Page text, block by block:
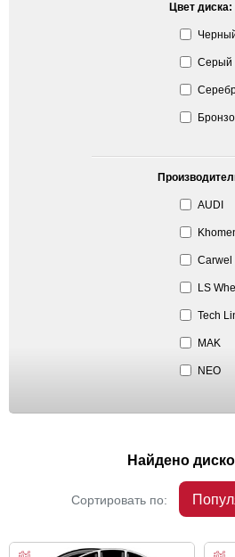
Цвет диска:
Серый
AUDI
Carwel
LS
Tech
MAK
NEO
Найдено
Сортировать по: